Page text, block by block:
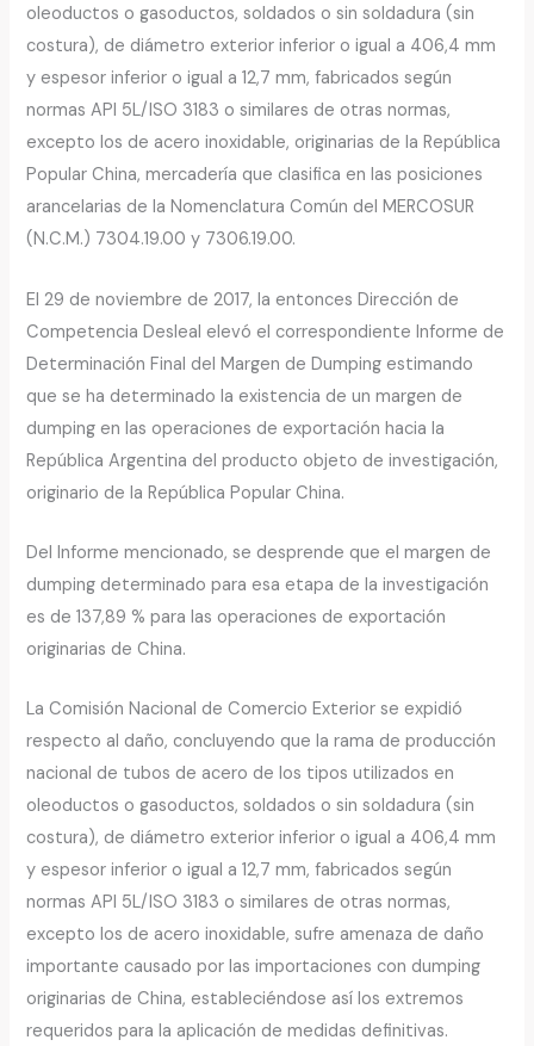
oleoductos o gasoductos, soldados o sin soldadura (sin
costura), de diámetro exterior inferior o igual a 406,4 mm
y espesor inferior o igual a 12,7 mm, fabricados según
normas API 5L/ISO 3183 o similares de otras normas,
excepto los de acero inoxidable, originarias de la República
Popular China, mercadería que clasifica en las posiciones
arancelarias de la Nomenclatura Común del MERCOSUR
(N.C.M.) 7304.19.00 y 7306.19.00.
El 29 de noviembre de 2017, la entonces Dirección de
Competencia Desleal elevó el correspondiente Informe de
Determinación Final del Margen de Dumping estimando
que se ha determinado la existencia de un margen de
dumping en las operaciones de exportación hacia la
República Argentina del producto objeto de investigación,
originario de la República Popular China.
Del Informe mencionado, se desprende que el margen de
dumping determinado para esa etapa de la investigación
es de 137,89 % para las operaciones de exportación
originarias de China.
La Comisión Nacional de Comercio Exterior se expidió
respecto al daño, concluyendo que la rama de producción
nacional de tubos de acero de los tipos utilizados en
oleoductos o gasoductos, soldados o sin soldadura (sin
costura), de diámetro exterior inferior o igual a 406,4 mm
y espesor inferior o igual a 12,7 mm, fabricados según
normas API 5L/ISO 3183 o similares de otras normas,
excepto los de acero inoxidable, sufre amenaza de daño
importante causado por las importaciones con dumping
originarias de China, estableciéndose así los extremos
requeridos para la aplicación de medidas definitivas.